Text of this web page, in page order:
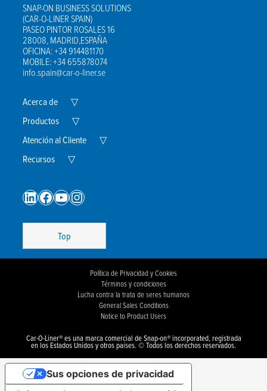
SNAP-ON BUSINESS SOLUTIONS
(CAR-O-LINER SPAIN)
PASEO PINTOR ROSALES 16
28008, MADRID,ESPAÑA
OFICINA: +34 914481170
MOBILE: +34 655878074
info.spain@car-o-liner.se
Acerca de ▽Expand
Menu
Productos ▽Expand
Menu
Atención al Cliente ▽Expand
Recursos ▽Expand
LinkedIn
Facebook
YouTube
Instagram
Top
Política de Privacidad y Cookies
Términos y condiciones
Lucha contra la trata de seres humanos
General Sales Conditions
Notice to Product Users
Car-O-Liner® es una marca comercial de Snap-on® incorporated, registrada
en los Estados Unidos y otros países. © Todos los derechos reservados.
Sus opciones de privacidad